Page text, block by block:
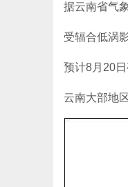
据云南省气
受辐合低涡
预计8月20
云南大部地